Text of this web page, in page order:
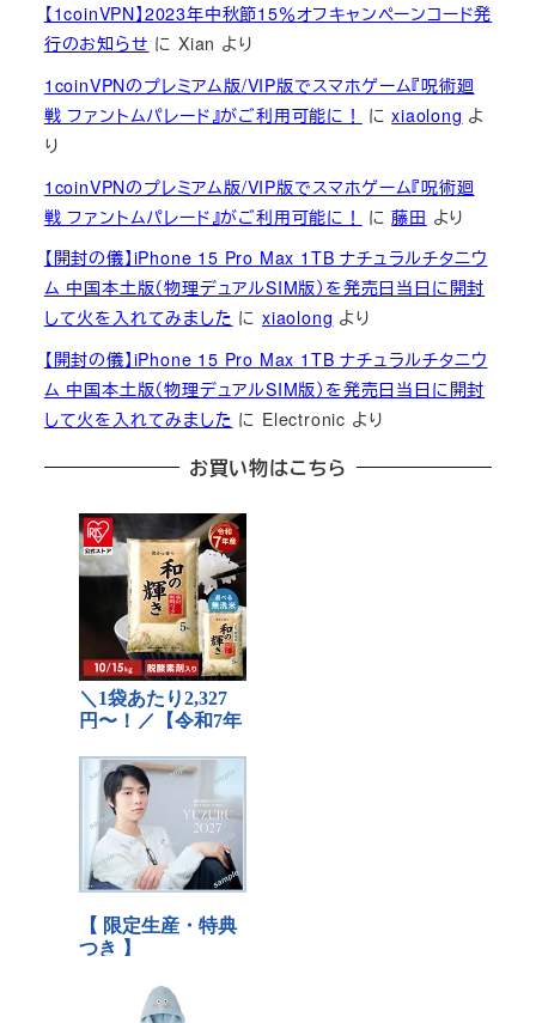
【1coinVPN】2023年中秋節15％オフキャンペーンコード発
行のお知らせ にXian より
1coinVPNのプレミアム版/VIP版でスマホゲーム『呪術廻
戦 ファントムパレード』がご利用可能に！
にxiaolong よ
り
1coinVPNのプレミアム版/VIP版でスマホゲーム『呪術廻
戦 ファントムパレード』がご利用可能に！
に藤田 より
【開封の儀】iPhone 15 Pro Max 1TB ナチュラルチタニウ
ム 中国本土版（物理デュアルSIM版）を発売日当日に開封
して火を入れてみました にxiaolong より
【開封の儀】iPhone 15 Pro Max 1TB ナチュラルチタニウ
ム 中国本土版（物理デュアルSIM版）を発売日当日に開封
して火を入れてみました に Electronic より
お買い物はこちら